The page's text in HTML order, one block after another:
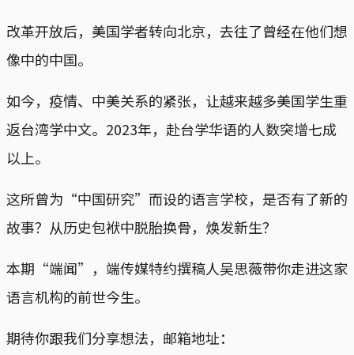
改革开放后，美国学者转向北京，去往了曾经在他们想
像中的中国。
如今，疫情、中美关系的紧张，让越来越多美国学生重
返台湾学中文。2023年，赴台学华语的人数突增七成
以上。
这所曾为“中国研究”而设的语言学校，是否有了新的
故事？从历史包袱中脱胎换骨，焕发新生？
本期“端闻”，端传媒特约撰稿人吴思薇带你走进这家
语言机构的前世今生。
期待你跟我们分享想法，邮箱地址：